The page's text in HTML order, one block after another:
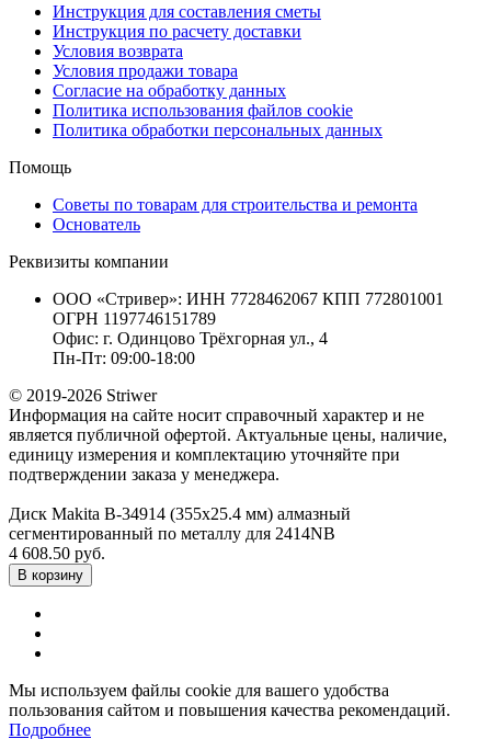
Инструкция для составления сметы
Инструкция по расчету доставки
Условия возврата
Условия продажи товара
Согласие на обработку данных
Политика использования файлов cookie
Политика обработки персональных данных
Помощь
Советы по товарам для строительства и ремонта
Основатель
Реквизиты компании
ООО «Стривер»: ИНН 7728462067 КПП 772801001
ОГРН 1197746151789
Офис: г. Одинцово Трёхгорная ул., 4
Пн-Пт: 09:00-18:00
© 2019-2026 Striwer
Информация на сайте носит справочный характер и не
является публичной офертой. Актуальные цены, наличие,
единицу измерения и комплектацию уточняйте при
подтверждении заказа у менеджера.
Диск Makita B-34914 (355x25.4 мм) алмазный
сегментированный по металлу для 2414NB
4 608.50 руб.
В корзину
Мы используем файлы cookie для вашего удобства
пользования сайтом и повышения качества рекомендаций.
Подробнее